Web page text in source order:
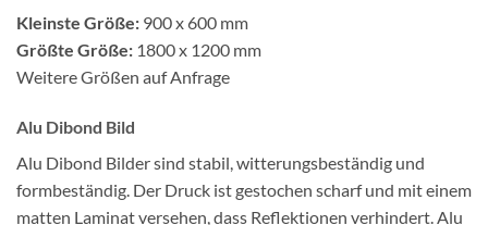
Kleinste Größe: 900 x 600 mm
Größte Größe: 1800 x 1200 mm
Weitere Größen auf Anfrage
Alu Dibond Bild
Alu Dibond Bilder sind stabil, witterungsbeständig und
formbeständig. Der Druck ist gestochen scharf und mit einem
matten Laminat versehen, dass Reflektionen verhindert. Alu